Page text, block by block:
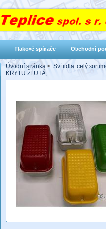
Úvodní stránka > Svítiidla: celý
KRYTU ŽLUTÁ,…
Tlakové spínače Obchodní